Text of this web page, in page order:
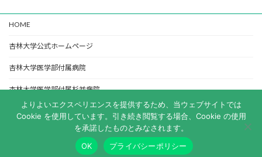
HOME
杏林大学公式ホームページ
杏林大学医学部付属病院
杏林大学医学部付属杉並病院
杏林大学図書館
Copyright © 杏林大学 総合情報センター All Rights Reserved.
よりよいエクスペリエンスを提供するため、当ウェブサイトでは
Cookie を使用しています。引き続き閲覧する場合、Cookie の使用
を承諾したものとみなされます。
OK
プライバシーポリシー